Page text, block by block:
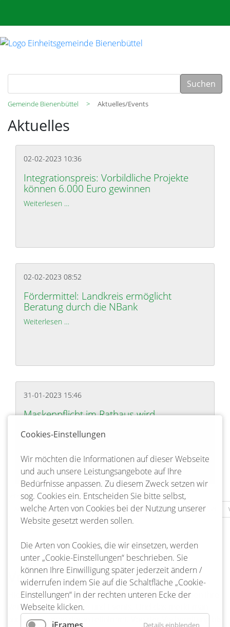
Suchen
Gemeinde Bienenbüttel Aktuelles/Events
Aktuelles
02-02-2023 10:36
Integrationspreis: Vorbildliche Projekte
können 6.000 Euro gewinnen
Weiterlesen …
02-02-2023 08:52
Fördermittel: Landkreis ermöglicht
Beratung durch die NBank
Weiterlesen …
31-01-2023 15:46
Maskenpflicht im Rathaus wird
Weiterlesen …Maskenpflicht im Rathaus wird aufgehoben
Seite 150 von 217
Anfang
Zurück 147 148 149 150 151 152
Veranstaltungskalender
Hier ist ja richtig was los! Ja, die Bienenbütteler lieben ihre
Veranstaltungen, Feste und Events. Und das merkt man
auch, wenn man daran teilnimmt. Von der Vorbereitung bis
Cookies-Einstellungen
Wir möchten die Informationen auf dieser Webseite
und auch unsere Leistungsangebote auf Ihre
Bedürfnisse anpassen. Zu diesem Zweck setzen wir
sog. Cookies ein. Entscheiden Sie bitte selbst,
welche Arten von Cookies bei der Nutzung unserer
Website gesetzt werden sollen.
Die Arten von Cookies, die wir einsetzen, werden
unter „Cookie-Einstellungen“ beschrieben. Sie
können Ihre Einwilligung später jederzeit ändern /
widerrufen indem Sie auf die Schaltfläche „Cookie-
Einstellungen“ in der rechten unteren Ecke der
Webseite klicken.
Details einblenden